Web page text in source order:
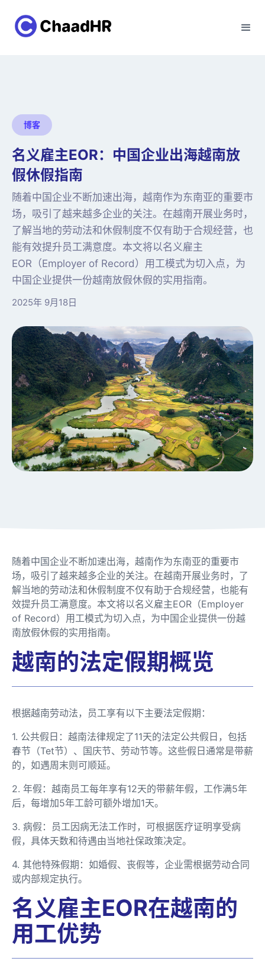
博客
名义雇主EOR：中国企业出海越南放
假休假指南
随着中国企业不断加速出海，越南作为东南亚的重要市
场，吸引了越来越多企业的关注。在越南开展业务时，
了解当地的劳动法和休假制度不仅有助于合规经营，也
能有效提升员工满意度。本文将以名义雇主
EOR（Employer of Record）用工模式为切入点，为
中国企业提供一份越南放假休假的实用指南。
2025年 9月18日
随着中国企业不断加速出海，越南作为东南亚的重要市
场，吸引了越来越多企业的关注。在越南开展业务时，了
解当地的劳动法和休假制度不仅有助于合规经营，也能有
效提升员工满意度。本文将以名义雇主EOR（Employer
of Record）用工模式为切入点，为中国企业提供一份越
南放假休假的实用指南。
越南的法定假期概览
根据越南劳动法，员工享有以下主要法定假期：
1. 公共假日：越南法律规定了11天的法定公共假日，包括
春节（Tet节）、国庆节、劳动节等。这些假日通常是带薪
的，如遇周末则可顺延。
2. 年假：越南员工每年享有12天的带薪年假，工作满5年
后，每增加5年工龄可额外增加1天。
3. 病假：员工因病无法工作时，可根据医疗证明享受病
假，具体天数和待遇由当地社保政策决定。
4. 其他特殊假期：如婚假、丧假等，企业需根据劳动合同
或内部规定执行。
名义雇主EOR在越南的
用工优势